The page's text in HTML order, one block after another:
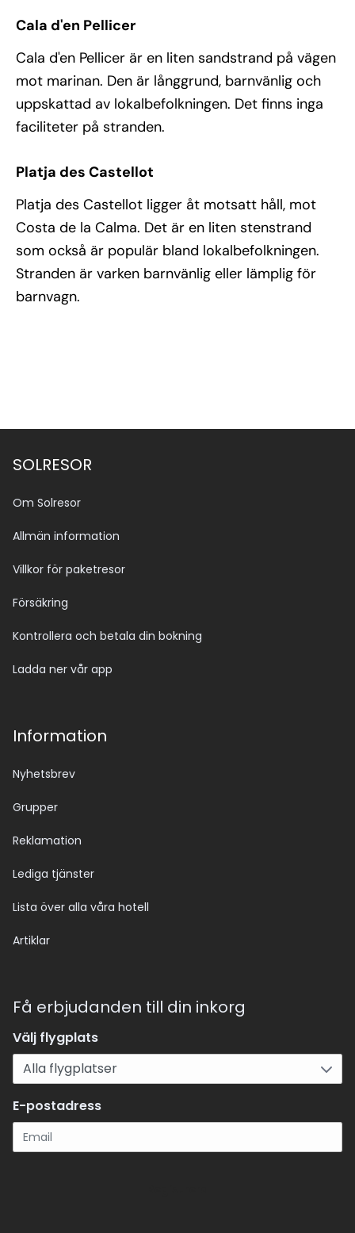
Cala d'en Pellicer
Cala d'en Pellicer är en liten sandstrand på vägen
mot marinan. Den är långgrund, barnvänlig och
uppskattad av lokalbefolkningen. Det finns inga
faciliteter på stranden.
Platja des Castellot
Platja des Castellot ligger åt motsatt håll, mot
Costa de la Calma. Det är en liten stenstrand
som också är populär bland lokalbefolkningen.
Stranden är varken barnvänlig eller lämplig för
barnvagn.
SOLRESOR
Om Solresor
Allmän information
Villkor för paketresor
Försäkring
Kontrollera och betala din bokning
Ladda ner vår app
Information
Nyhetsbrev
Grupper
Reklamation
Lediga tjänster
Lista över alla våra hotell
Artiklar
Få erbjudanden till din inkorg
Välj flygplats
E-postadress